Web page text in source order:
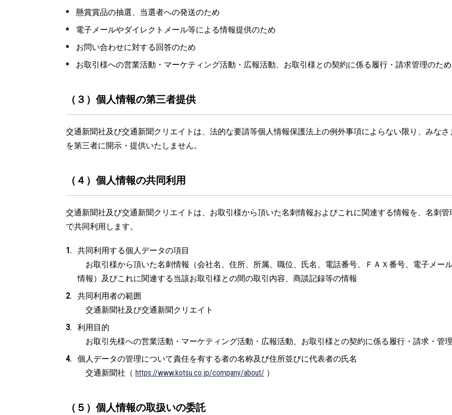
懸賞賞品の抽選、当選者への発送のため
電子メールやダイレクトメール等による情報提供のため
お問い合わせに対する回答のため
お取引様への営業活動・マーケティング活動・広報活動、お取引様との契約に係る履行・請求管理のため
（３）個人情報の第三者提供
交通新聞社及び交通新聞クリエイトは、法的な要請等個人情報保護法上の例外事項によらない限り、みな
を第三者に開示・提供いたしません。
（４）個人情報の共同利用
交通新聞社及び交通新聞クリエイトは、お取引様から頂いた名刺情報およびこれに関連する情報を、名刺
で共同利用します。
共同利用する個人データの項目
お取引様から頂いた名刺情報（会社名、住所、所属、職位、氏名、電話番号、ＦＡＸ番号、電子メー
情報）及びこれに関連する当該お取引様との間の取引内容、商談記録等の情報
共同利用者の範囲
交通新聞社及び交通新聞クリエイト
利用目的
お取引先様への営業活動・マーケティング活動・広報活動、お取引様との契約に係る履行・請求・管
個人データの管理について責任を有する者の名称及び住所並びに代表者の氏名
交通新聞社（ https://www.kotsu.co.jp/company/about/ ）
（５）個人情報の取扱いの委託